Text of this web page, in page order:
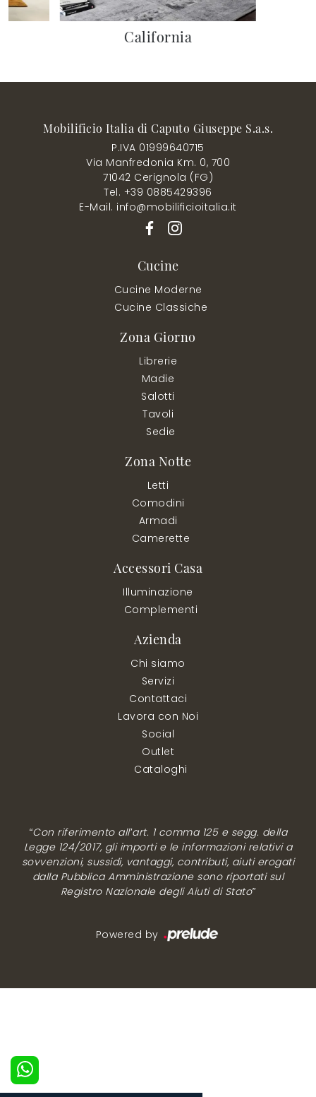
California
Mobilificio Italia di Caputo Giuseppe S.a.s.
P.IVA 01999640715
Via Manfredonia Km. 0, 700
71042 Cerignola (FG)
Tel. +39 0885429396
E-Mail. info@mobilificioitalia.it
Cucine
Cucine Moderne
Cucine Classiche
Zona Giorno
Librerie
Madie
Salotti
Tavoli
Sedie
Zona Notte
Letti
Comodini
Armadi
Camerette
Accessori Casa
Illuminazione
Complementi
Azienda
Chi siamo
Servizi
Contattaci
Lavora con Noi
Social
Outlet
Cataloghi
“Con riferimento all’art. 1 comma 125 e segg. della
Legge 124/2017, gli importi e le informazioni relativi a
sovvenzioni, sussidi, vantaggi, contributi, aiuti erogati
dalla Pubblica Amministrazione sono riportati sul
Registro Nazionale degli Aiuti di Stato”
Powered by